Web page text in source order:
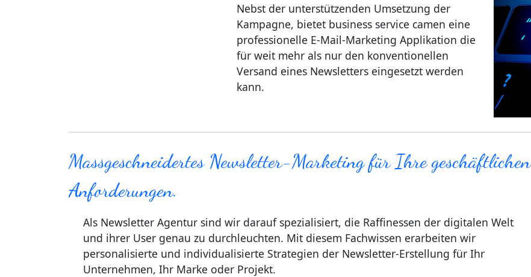
Nebst der unterstützenden Umsetzung der
Kampagne, bietet business service camen eine
professionelle E-Mail-Marketing Applikation die
für weit mehr als nur den konventionellen
Versand eines Newsletters eingesetzt werden
kann.
Massgeschneidertes Newsletter-Marketing für Ihre geschäftlichen
Anforderungen.
Als Newsletter Agentur sind wir darauf spezialisiert, die Raffinessen der digitalen Welt
und ihrer User genau zu durchleuchten. Mit diesem Fachwissen erarbeiten wir
personalisierte und individualisierte Strategien der Newsletter-Erstellung für Ihr
Unternehmen, Ihr Marke oder Projekt.